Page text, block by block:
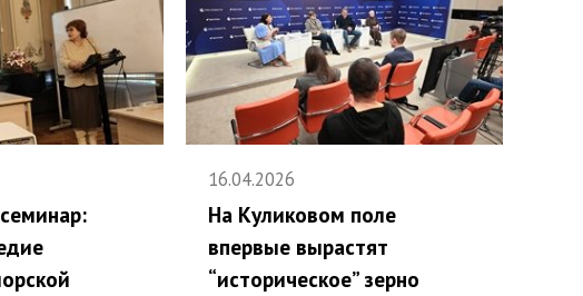
16.04.2026
На Куликовом поле
впервые вырастят
“историческое” зерно